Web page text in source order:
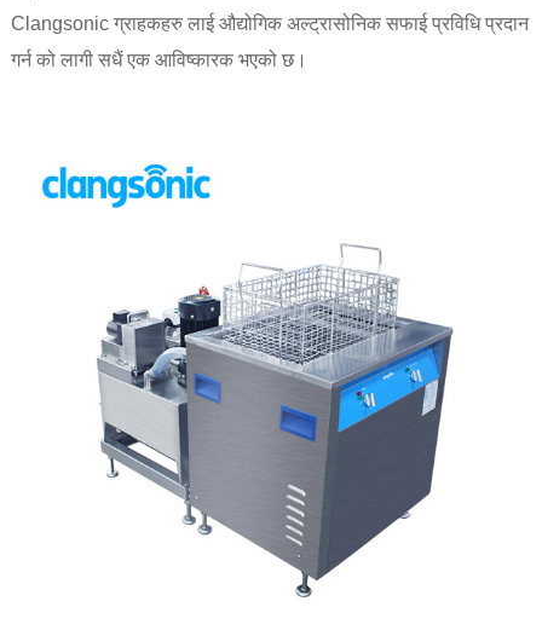
Clangsonic ग्राहकहरु लाई औद्योगिक अल्ट्रासोनिक सफाई प्रविधि प्रदान
गर्न को लागी सधैं एक आविष्कारक भएको छ।